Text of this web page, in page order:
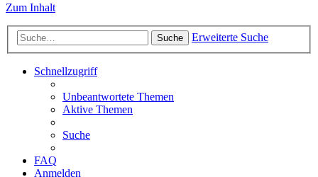
Zum Inhalt
Suche Erweiterte Suche
Schnellzugriff
Unbeantwortete Themen
Aktive Themen
Suche
FAQ
Anmelden